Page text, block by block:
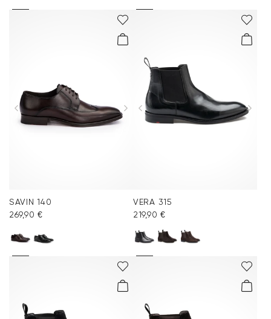
SAVIN 140
269,90 €
VERA 315
219,90 €